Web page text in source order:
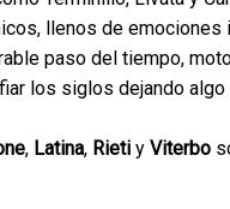
llenos de
paso del tiempo,
los siglos dejando
, Latina, Rietiy Viterbo